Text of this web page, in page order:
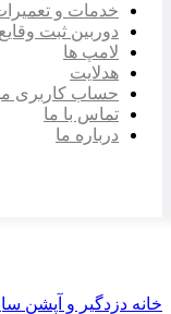
خدمات و
دوربین ثبت وقایع
لامپ ها
هدلایت
حساب کاربری
تماس با ما
درباره ما
خانه دزدگیر و آپشن